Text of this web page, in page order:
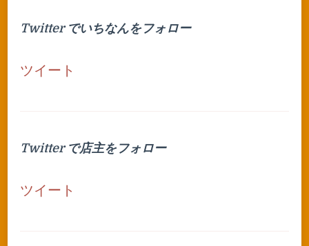
Twitter でいちなんをフォロー
ツイート
Twitter で店主をフォロー
ツイート